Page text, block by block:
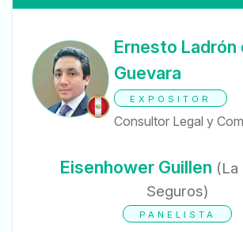
Ernesto Ladrón
Guevara
EXPOSITOR
Consultor Legal y
Eisenhower Guillen (La
Seguros)
PANELISTA